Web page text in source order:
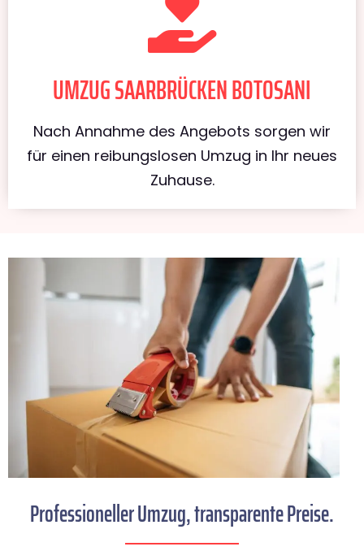
UMZUG SAARBRÜCKEN BOTOSANI
Nach Annahme des Angebots sorgen wir
für einen reibungslosen Umzug in Ihr neues
Zuhause.
Professioneller Umzug, transparente Preise.